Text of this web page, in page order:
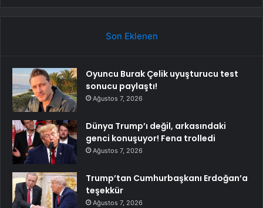
Son Eklenen
Oyuncu Burak Çelik uyuşturucu test
sonucu paylaştı!
Ağustos 7, 2026
Dünya Trump’ı değil, arkasındaki
genci konuşuyor! Fena trolledi
Ağustos 7, 2026
Trump’tan Cumhurbaşkanı Erdoğan’a
teşekkür
Ağustos 7, 2026